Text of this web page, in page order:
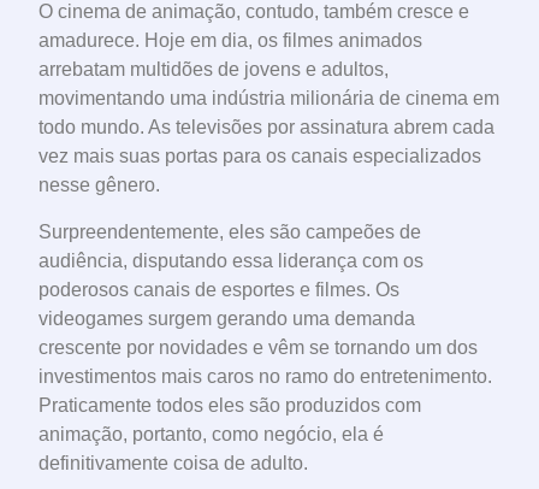
O cinema de animação, contudo, também cresce e
amadurece. Hoje em dia, os filmes animados
arrebatam multidões de jovens e adultos,
movimentando uma indústria milionária de cinema em
todo mundo. As televisões por assinatura abrem cada
vez mais suas portas para os canais especializados
nesse gênero.
Surpreendentemente, eles são campeões de
audiência, disputando essa liderança com os
poderosos canais de esportes e filmes. Os
videogames surgem gerando uma demanda
crescente por novidades e vêm se tornando um dos
investimentos mais caros no ramo do entretenimento.
Praticamente todos eles são produzidos com
animação, portanto, como negócio, ela é
definitivamente coisa de adulto.